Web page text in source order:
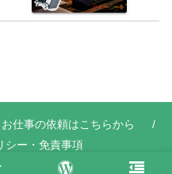
仕事の依頼はこちらから
シー・免責事項
Phogear- All Rights Reserved.